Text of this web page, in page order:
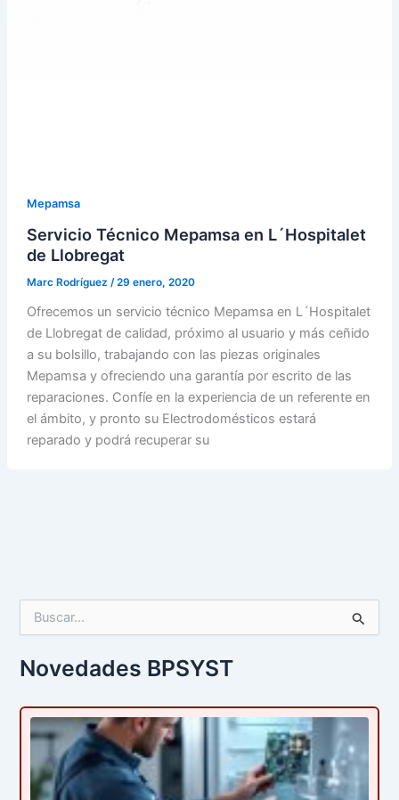
Mepamsa
Servicio Técnico Mepamsa en L´Hospitalet
de Llobregat
Marc Rodríguez /29 enero, 2020
Ofrecemos un servicio técnico Mepamsa en L´Hospitalet
de Llobregat de calidad, próximo al usuario y más ceñido
a su bolsillo, trabajando con las piezas originales
Mepamsa y ofreciendo una garantía por escrito de las
reparaciones. Confíe en la experiencia de un referente en
el ámbito, y pronto su Electrodomésticos estará
reparado y podrá recuperar su
c
a
p
Novedades BPSYST